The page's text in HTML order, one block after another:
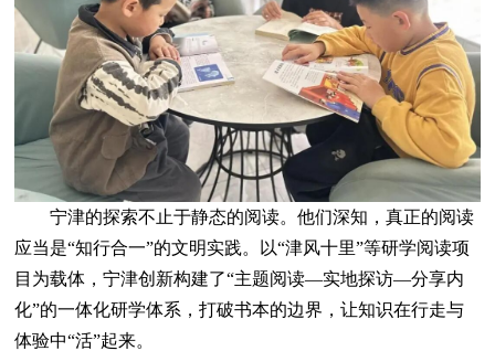
宁津的探索不止于静态的阅读。他们深知，真正的阅读
应当是“知行合一”的文明实践。以“津风十里”等研学阅读项
目为载体，宁津创新构建了“主题阅读—实地探访—分享内
化”的一体化研学体系，打破书本的边界，让知识在行走与
体验中“活”起来。